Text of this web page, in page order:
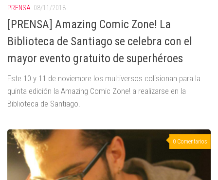
PRENSA 08/11/2018
[PRENSA] Amazing Comic Zone! La
Biblioteca de Santiago se celebra con el
mayor evento gratuito de superhéroes
Este 10 y 11 de noviembre los multiversos colisionan para la
quinta edición la Amazing Comic Zone! a realizarse en la
Biblioteca de Santiago.
0 Comentarios